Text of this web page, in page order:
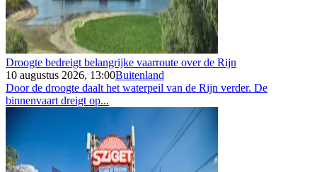
Droogte bedreigt belangrijke vaarroute over de Rijn
10 augustus 2026, 13:00Buitenland
Door de droogte daalt het waterpeil van de Rijn verder. De
binnenvaart dreigt op...